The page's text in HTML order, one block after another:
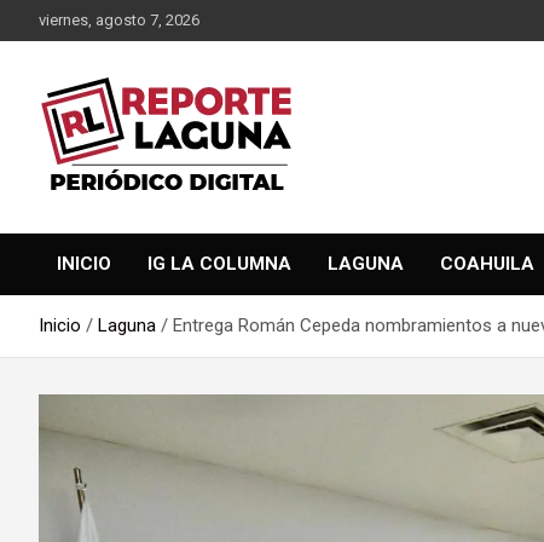
al
viernes, agosto 7, 2026
Reporte Laguna
INICIO IG LA COLUMNA LAGUNA COAHUILA
Inicio Laguna Entrega Román Cepeda nombramientos a